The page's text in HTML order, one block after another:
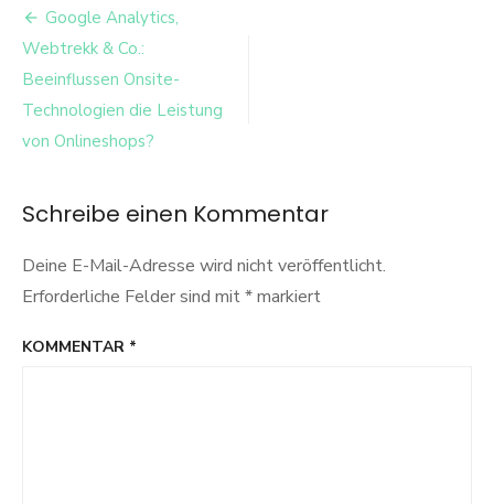
Beitrags-
Navigation
Google Analytics,
Webtrekk & Co.:
Beeinflussen Onsite-
Technologien die Leistung
von Onlineshops?
Schreibe einen Kommentar
Deine E-Mail-Adresse wird nicht veröffentlicht.
Erforderliche Felder sind mit*markiert
KOMMENTAR *